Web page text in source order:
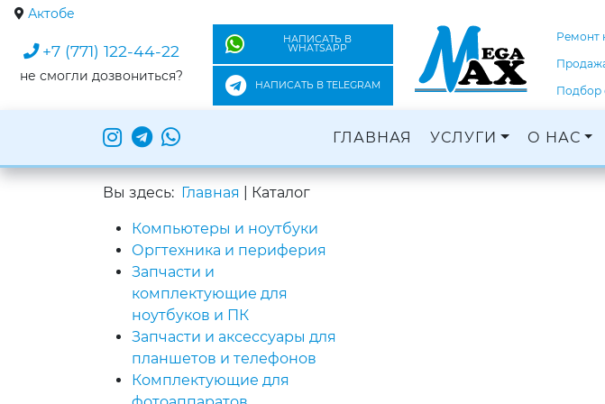
Актобе
+7 (771) 122-44-22
не смогли дозвониться?
НАПИСАТЬ В
WHATSAPP
НАПИСАТЬ В TELEGRAM
Ремонт
Подбор
ГЛАВНАЯ УСЛУГИ О НАС
Вы здесь: Главная Каталог
Компьютеры и ноутбуки
Оргтехника и периферия
Запчасти и
комплектующие для
ноутбуков и ПК
Запчасти и аксессуары для
планшетов и телефонов
Комплектующие для